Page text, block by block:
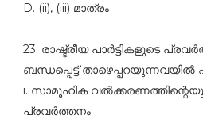
D. (ii), (iii) മാത്രം
23. രാഷ്ട്രീയ പാര്‍ട്ടികളുടെ
ബന്ധപ്പെട്ട്‌
i. സാമൂഹിക വല്‍ക്കരണത്തിന്റെയും
പ്രവര്‍ത്തനം